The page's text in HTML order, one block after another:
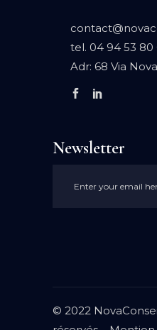
tel. 04 94 53 80
Adr: 68 Via
Newsletter
© 2022